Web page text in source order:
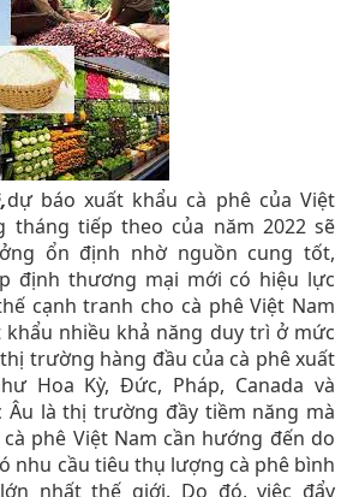
dự báo xuất khẩu cà phê của Việt
tháng tiếp theo của năm 2022 sẽ
ổn định nhờ nguồn cung tốt,
định thương mại mới có hiệu lực
cạnh tranh cho cà phê Việt Nam
khẩu nhiều khả năng duy trì ở mức
trường hàng đầu của cà phê xuất
Hoa Kỳ, Đức, Pháp, Canada và
Âu là thị trường đầy tiềm năng mà
phê Việt Nam cần hướng đến do
nhu cầu tiêu thụ lượng cà phê bình
nhất thế giới. Do đó, việc đẩy